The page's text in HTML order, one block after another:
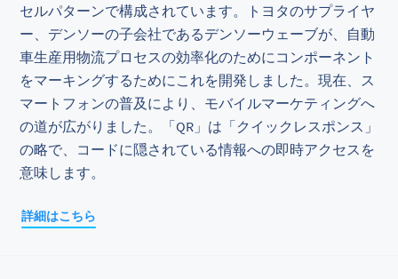
セルパターンで構成されています。トヨタのサプライヤ
ー、デンソーの子会社であるデンソーウェーブが、自動
車生産用物流プロセスの効率化のためにコンポーネント
をマーキングするためにこれを開発しました。現在、ス
マートフォンの普及により、モバイルマーケティングへ
の道が広がりました。「QR」は「クイックレスポンス」
の略で、コードに隠されている情報への即時アクセスを
意味します。
詳細はこちら